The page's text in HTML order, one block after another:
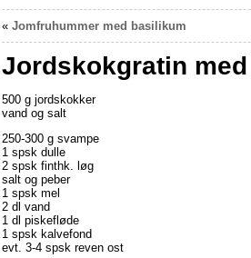
« Jomfruhummer med basilikum
Jordskokgratin
500 g jordskokker
vand og salt
250-300 g svampe
1 spsk dulle
2 spsk finthk. løg
salt og peber
1 spsk mel
2 dl vand
1 dl piskefløde
1 spsk kalvefond
evt. 3-4 spsk reven ost